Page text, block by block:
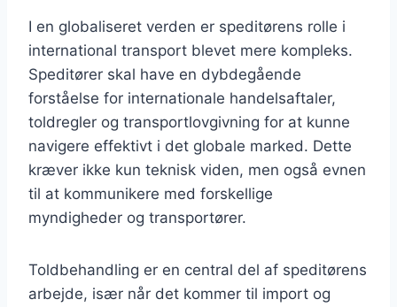
I en globaliseret verden er speditørens rolle i
international transport blevet mere kompleks.
Speditører skal have en dybdegående
forståelse for internationale handelsaftaler,
toldregler og transportlovgivning for at kunne
navigere effektivt i det globale marked. Dette
kræver ikke kun teknisk viden, men også evnen
til at kommunikere med forskellige
myndigheder og transportører.
Toldbehandling er en central del af speditørens
arbejde, især når det kommer til import og